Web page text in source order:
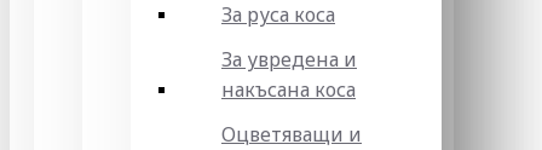
За руса коса
За увредена и
накъсана коса
Оцветяващи и